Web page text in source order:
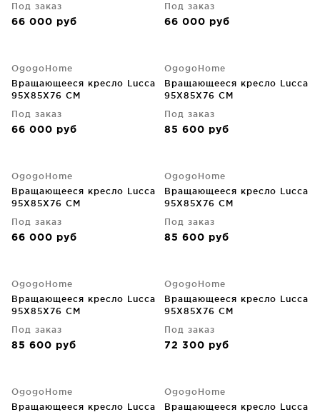
Под заказ
66 000 руб
Под заказ
66 000 руб
OgogoHome
Вращающееся кресло Lucca
95X85X76 CM
Под заказ
66 000 руб
OgogoHome
Вращающееся кресло Lucca
95X85X76 CM
Под заказ
85 600 руб
OgogoHome
Вращающееся кресло Lucca
95X85X76 CM
Под заказ
66 000 руб
OgogoHome
Вращающееся кресло Lucca
95X85X76 CM
Под заказ
85 600 руб
OgogoHome
Вращающееся кресло Lucca
95X85X76 CM
Под заказ
85 600 руб
OgogoHome
Вращающееся кресло Lucca
95X85X76 CM
Под заказ
72 300 руб
OgogoHome
Вращающееся кресло Lucca
OgogoHome
Вращающееся кресло Lucca